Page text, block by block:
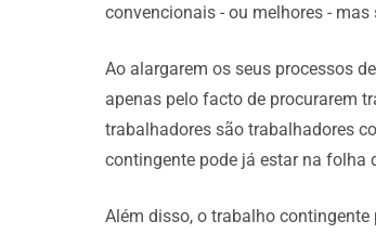
convencionais - ou melhores -
Ao alargarem os seus processos
apenas pelo facto de procurarem
trabalhadores são trabalhadores
contingente pode já estar na folha
Além disso, o trabalho